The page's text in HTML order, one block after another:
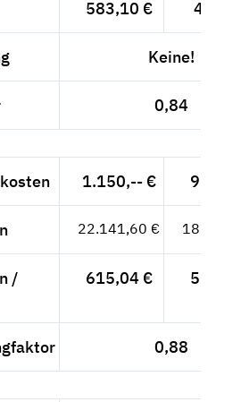
583,10 €
Keine!
0,84
1.150,-- €
22.141,60 €
/
615,04 €
0,88